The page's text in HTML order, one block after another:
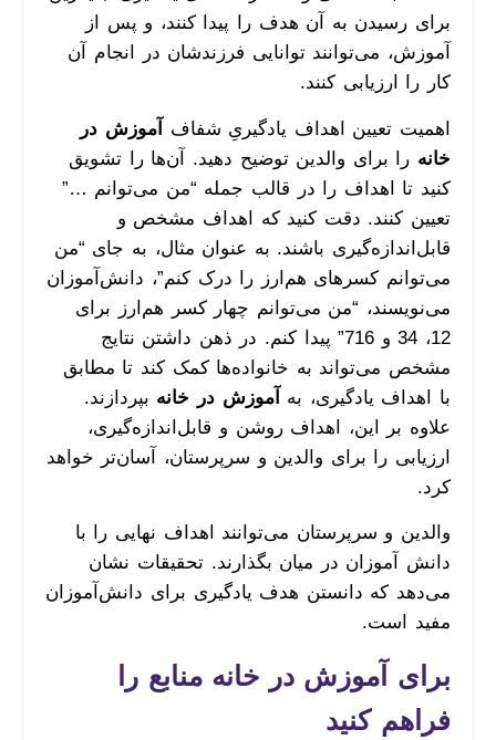
برای رسیدن به آن هدف را پیدا کنند، و پس از
آموزش، می‌توانند توانایی فرزندشان در انجام آن
کار را ارزیابی کنند.
اهمیت تعیین اهداف یادگیریِ شفاف
آموزش در
خانه را برای والدین توضیح دهید. آن‌ها را تشویق
کنید تا اهداف را در قالب جمله “من می‌توانم …”
تعیین کنند. دقت کنید که اهداف مشخص و
قابل‌اندازه‌گیری باشند. به عنوان مثال، به جای “من
می‌توانم کسرهای هم‌ارز را درک کنم”، دانش‌آموزان
می‌نویسند، “من می‌توانم چهار کسر هم‌ارز برای
12، 34 و 716” پیدا کنم. در ذهن داشتن نتایج
مشخص می‌تواند به خانواده‌ها کمک کند تا مطابق
با اهداف یادگیری، به آموزش در خانه بپردازند.
علاوه بر این، اهداف روشن و قابل‌اندازه‌گیری،
ارزیابی را برای والدین و سرپرستان، آسان‌تر خواهد
کرد.
والدین و سرپرستان می‌توانند اهداف نهایی را با
دانش آموزان در میان بگذارند. تحقیقات نشان
می‌دهد که دانستن هدف یادگیری برای دانش‌آموزان
مفید است.
برای آموزش در خانه منابع را
فراهم کنید